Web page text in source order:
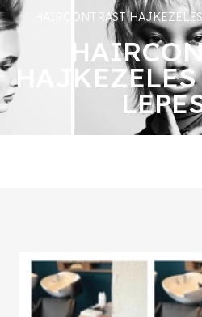
HAIRCONTRAST